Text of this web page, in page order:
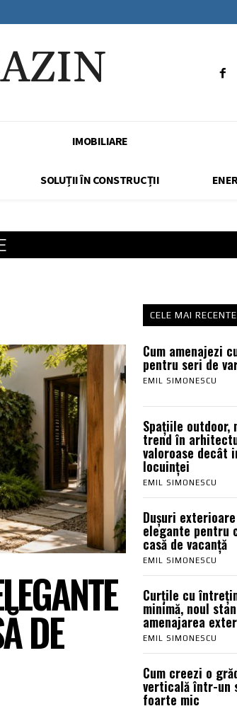
IMOBILIARE
SOLUȚII ÎN CONSTRUCȚII
CELE MAI RECENTE
DE
Cum amenajezi
pentru seri de
EMIL SIMONESCU
Spațiile outdoor,
trend în
valoroase decât
locuinței
EMIL SIMONESCU
Dușuri exterioare
elegante pentru
casă de vacanță
EMIL SIMONESCU
Curțile cu
minimă, noul
amenajarea
EMIL SIMONESCU
Cum creezi o
verticală într-un
foarte mic